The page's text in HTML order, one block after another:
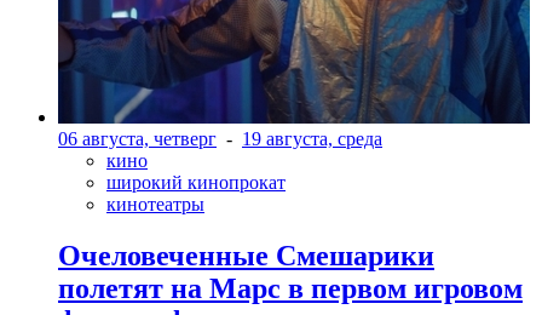
06 августа, четверг - 19 августа, среда
кино
широкий кинопрокат
кинотеатры
Очеловеченные Смешарики
полетят на Марс в первом игровом